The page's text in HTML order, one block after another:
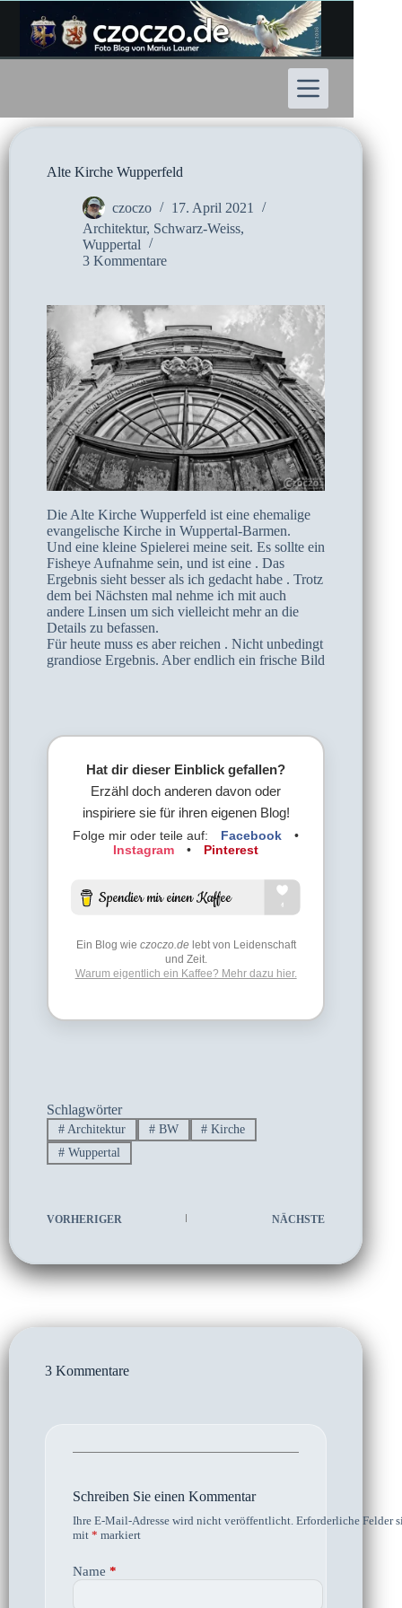
Inhalt
springen
Alte Kirche Wupperfeld
czoczo
17. April 2021
Architektur, Schwarz-Weiss,
Wuppertal
3 Kommentare
Die Alte Kirche Wupperfeld ist eine ehemalige
evangelische Kirche in Wuppertal-Barmen.
Und eine kleine Spielerei meine seit. Es sollte ein
Fisheye Aufnahme sein, und ist eine . Das
Ergebnis sieht besser als ich gedacht habe . Trotz
dem bei Nächsten mal nehme ich mit auch
andere Linsen um sich vielleicht mehr an die
Details zu befassen.
Für heute muss es aber reichen . Nicht unbedingt
grandiose Ergebnis. Aber endlich ein frische Bild
Hat dir dieser Einblick gefallen?
Erzähl doch anderen davon oder
inspiriere sie für ihren eigenen Blog!
Folge mir oder teile auf: Facebook
•
Instagram
• Pinterest
Ein Blog wie czoczo.delebt von Leidenschaft
und Zeit.
Warum eigentlich ein Kaffee? Mehr dazu hier.
Schlagwörter
#Architektur #BW # Kirche
#Wuppertal
VORHERIGER NÄCHSTE
3 Kommentare
Schreiben Sie einen Kommentar
Ihre E-Mail-Adresse wird nicht veröffentlicht. Erforderliche Felder
mit * markiert
Name *